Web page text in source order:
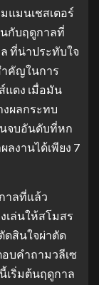
แมนเชสเตอร์
กับฤดูกาลที่
ที่น่าประทับใจ
คัญในการ
แดง เมื่อมัน
ผลกระทบ
จบอันดับที่หก
งานได้เพียง 7
าลที่แล้ว
เล่นให้สโมสร
ดสินใจผ่าตัด
บคำถามวลีเซ
เริ่มต้นฤดูกาล